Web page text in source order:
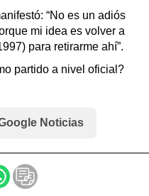
“No es un adiós
mi idea es volver a
para retirarme ahí”.
partido a nivel oficial?
Noticias